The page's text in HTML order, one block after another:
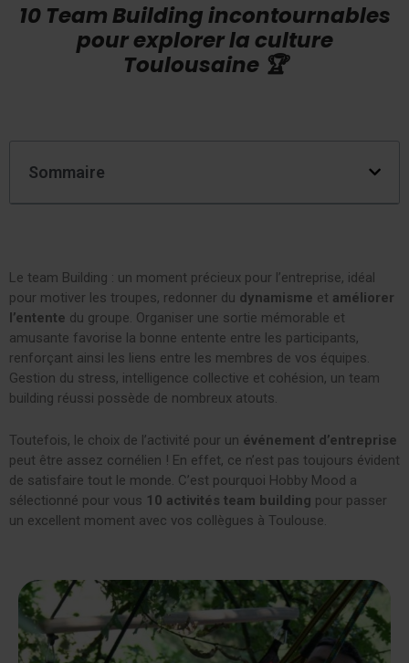
10 Team Building incontournables
pour explorer la culture
Toulousaine 🏆
Sommaire
Le team Building : un moment précieux pour l’entreprise, idéal
pour motiver les troupes, redonner du dynamisme et améliorer
l’entente du groupe. Organiser une sortie mémorable et
amusante favorise la bonne entente entre les participants,
renforçant ainsi les liens entre les membres de vos équipes.
Gestion du stress, intelligence collective et cohésion, un team
building réussi possède de nombreux atouts.
Toutefois, le choix de l’activité pour un événement d’entreprise
peut être assez cornélien ! En effet, ce n’est pas toujours évident
de satisfaire tout le monde. C’est pourquoi Hobby Mood a
sélectionné pour vous 10 activités team building pour passer
un excellent moment avec vos collègues à Toulouse.